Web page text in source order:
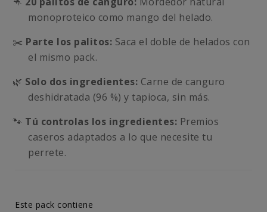
monoproteico como mango del helado.
✂️ Parte los palitos: Saca el doble de helados con
el mismo pack.
🌿 Solo dos ingredientes: Carne de canguro
deshidratada (96 %) y tapioca, sin más.
🐾 Tú controlas los ingredientes: Premios
caseros adaptados a lo que necesite tu
perrete.
Este pack contiene